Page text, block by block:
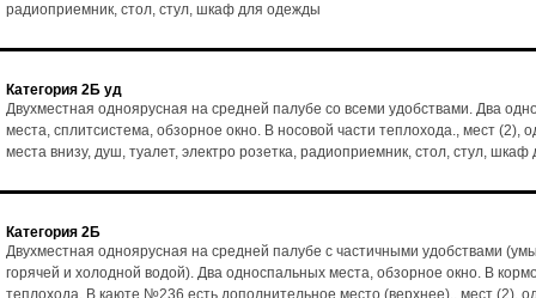
радиоприемник, стол, стул, шкаф для одежды
Категория 2Б уд
Двухместная одноярусная на средней палубе со всеми удобствами. Два
места, сплитсистема, обзорное окно. В носовой части теплохода., мест (2),
места внизу, душ, туалет, электро розетка, радиоприемник, стол, стул,
Категория 2Б
Двухместная одноярусная на средней палубе с частичными удобствами
горячей и холодной водой). Два односпальных места, обзорное окно. В
теплохода. В каюте №236 есть дополнительное место (верхнее)., мест (2),